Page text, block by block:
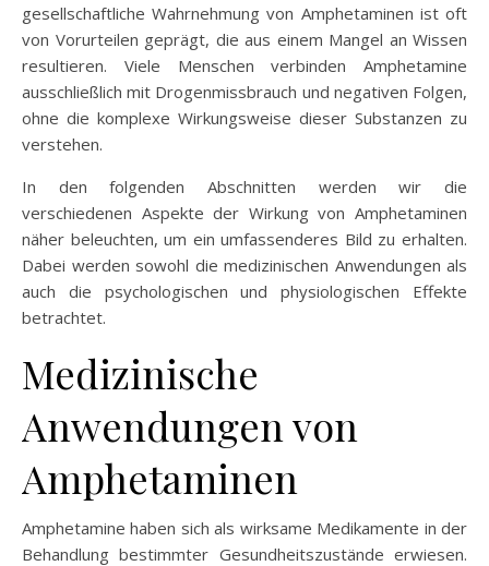
gesellschaftliche Wahrnehmung von Amphetaminen ist oft
von Vorurteilen geprägt, die aus einem Mangel an Wissen
resultieren. Viele Menschen verbinden Amphetamine
ausschließlich mit Drogenmissbrauch und negativen Folgen,
ohne die komplexe Wirkungsweise dieser Substanzen zu
verstehen.
In den folgenden Abschnitten werden wir die
verschiedenen Aspekte der Wirkung von Amphetaminen
näher beleuchten, um ein umfassenderes Bild zu erhalten.
Dabei werden sowohl die medizinischen Anwendungen als
auch die psychologischen und physiologischen Effekte
betrachtet.
Medizinische
Anwendungen von
Amphetaminen
Amphetamine haben sich als wirksame Medikamente in der
Behandlung bestimmter Gesundheitszustände erwiesen.